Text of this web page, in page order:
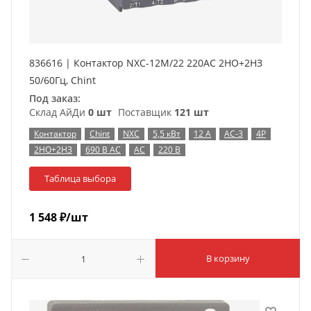
836616 | Контактор NXC-12M/22 220AC 2НО+2НЗ
50/60Гц, Chint
Под заказ:
Склад АйДи 0 шт Поставщик 121 шт
Контактор Chint NXC 5,5 кВт 12 А AC-3
4P
2НО+2НЗ
690 В AC AC 220 В
Таблица выбора
1 548₽/шт
В корзину